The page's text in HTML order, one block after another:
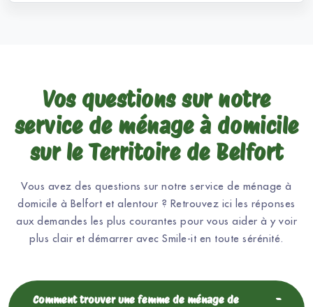
Vos questions sur notre
service de ménage à domicile
sur le Territoire de Belfort
Vous avez des questions sur notre service de ménage à
domicile à Belfort et alentour ? Retrouvez ici les réponses
aux demandes les plus courantes pour vous aider à y voir
plus clair et démarrer avec Smile-it en toute sérénité.
Comment trouver une femme de ménage de